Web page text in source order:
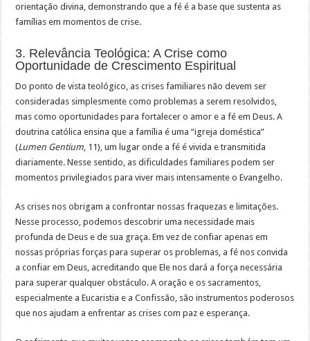
orientação divina, demonstrando que a fé é a base que sustenta as
famílias em momentos de crise.
3. Relevância Teológica: A Crise como
Oportunidade de Crescimento Espiritual
Do ponto de vista teológico, as crises familiares não devem ser
consideradas simplesmente como problemas a serem resolvidos,
mas como oportunidades para fortalecer o amor e a fé em Deus. A
doutrina católica ensina que a família é uma “igreja doméstica”
(Lumen Gentium , 11), um lugar onde a fé é vivida e transmitida
diariamente. Nesse sentido, as dificuldades familiares podem ser
momentos privilegiados para viver mais intensamente o Evangelho.
As crises nos obrigam a confrontar nossas fraquezas e limitações.
Nesse processo, podemos descobrir uma necessidade mais
profunda de Deus e de sua graça. Em vez de confiar apenas em
nossas próprias forças para superar os problemas, a fé nos convida
a confiar em Deus, acreditando que Ele nos dará a força necessária
para superar qualquer obstáculo. A oração e os sacramentos,
especialmente a Eucaristia e a Confissão, são instrumentos poderosos
que nos ajudam a enfrentar as crises com paz e esperança.